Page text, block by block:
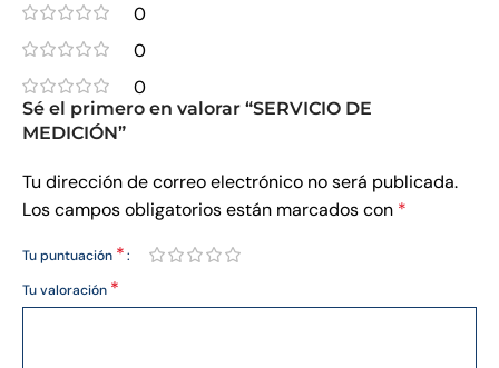
0
0
0
Sé el primero en valorar “SERVICIO DE
MEDICIÓN”
Tu dirección de correo electrónico no será publicada.
Los campos obligatorios están marcados con *
Tu puntuación *
Tu valoración *